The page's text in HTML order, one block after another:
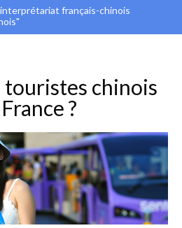
français-chinois
touristes chinois
?